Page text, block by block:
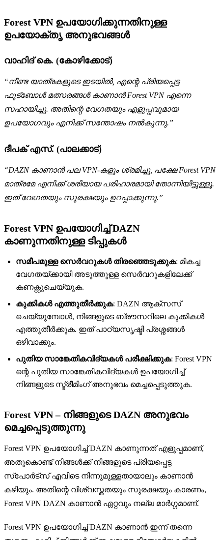
Forest VPN ഉപയോഗിക്കുന്നതിനുള്ള
ഉപയോക്തൃ അനുഭവങ്ങൾ
വാഹിദ് കെ. (കോഴിക്കോട്)
“നീണ്ട യാത്രകളുടെ ഇടയിൽ, എന്റെ പ്രിയപ്പെട്ട
ഫുട്ബോൾ മത്സരങ്ങൾ കാണാൻ Forest VPN എന്നെ
സഹായിച്ചു. അതിന്റെ വേഗതയും എളുപ്പവുമായ
ഉപയോഗവും എനിക്ക് സന്തോഷം നൽകുന്നു.”
ദീപക് എസ്. (പാലക്കാട്)
“DAZN കാണാൻ പല VPN-കളും ശ്രമിച്ചു, പക്ഷേ Forest VPN
മാത്രമേ എനിക്ക് ശരിയായ പരിഹാരമായി തോന്നിയിട്ടുള്ളൂ.
ഇത് വേഗതയും സുരക്ഷയും ഉറപ്പാക്കുന്നു.”
Forest VPN ഉപയോഗിച്ച് DAZN
കാണുന്നതിനുള്ള ടിപ്പുകൾ
സമീപമുള്ള സെർവറുകൾ തിരഞ്ഞെടുക്കുക: മികച്ച
വേഗതയ്ക്കായി അടുത്തുള്ള സെർവറുകളിലേക്ക്
കണക്റ്റുചെയ്യുക.
കുക്കികൾ എത്തുതീർക്കുക: DAZN ആക്സസ്
ചെയ്യുമ്പോൾ, നിങ്ങളുടെ ബ്രൗസറിലെ കുക്കികൾ
എത്തുതീർക്കുക. ഇത് പാഠ്യസൃഷ്ടി പ്രശ്നങ്ങൾ
ഒഴിവാക്കും.
പുതിയ സാങ്കേതികവിദ്യകൾ പരീക്ഷിക്കുക: Forest VPN
ന്റെ പുതിയ സാങ്കേതികവിദ്യകൾ ഉപയോഗിച്ച്
നിങ്ങളുടെ സ്ട്രീമിംഗ് അനുഭവം മെച്ചപ്പെടുത്തുക.
Forest VPN – നിങ്ങളുടെ DAZN അനുഭവം
മെച്ചപ്പെടുത്തുന്നു
Forest VPN ഉപയോഗിച്ച് DAZN കാണുന്നത് എളുപ്പമാണ്,
അതുകൊണ്ട് നിങ്ങൾക്ക് നിങ്ങളുടെ പ്രിയപ്പെട്ട
സ്പോർട്സ് എവിടെ നിന്നുമുള്ളതായാലും കാണാൻ
കഴിയും. അതിന്റെ വിശ്വസ്തതയും സുരക്ഷയും കാരണം,
Forest VPN DAZN കാണാൻ ഏറ്റവും നല്ല മാർഗ്ഗമാണ്.
Forest VPN ഉപയോഗിച്ച് DAZN കാണാൻ ഇന്ന് തന്നെ